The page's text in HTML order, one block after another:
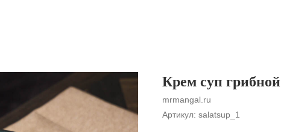
Крем суп грибной
mrmangal.ru
Артикул: salatsup_1